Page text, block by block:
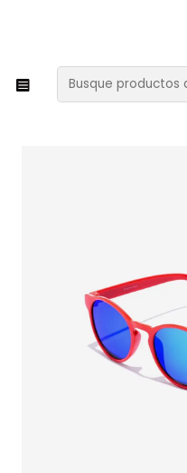
XMAS SALE
Lentes y
Lentes de Sol